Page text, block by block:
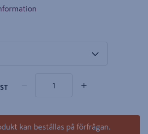
− +
kan beställas på förfrågan.